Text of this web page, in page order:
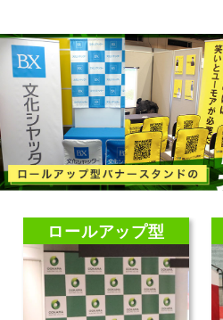
ロールアップ型